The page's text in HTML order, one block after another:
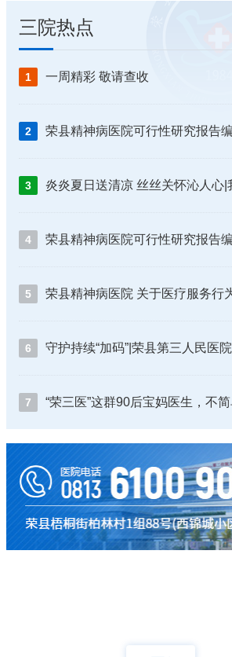
三院热点
1 一周精彩 敬请查收
2
3
4
5
6
7 “荣三医”这群90后宝妈医生，不